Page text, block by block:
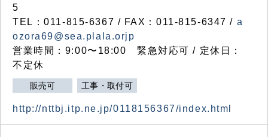
5
TEL：011-815-6367 / FAX：011-815-6347 / a
ozora69@sea.plala.orjp
営業時間：9:00〜18:00 緊急対応可 / 定休日：
不定休
販売可 工事・取付可
http://nttbj.itp.ne.jp/0118156367/index.html